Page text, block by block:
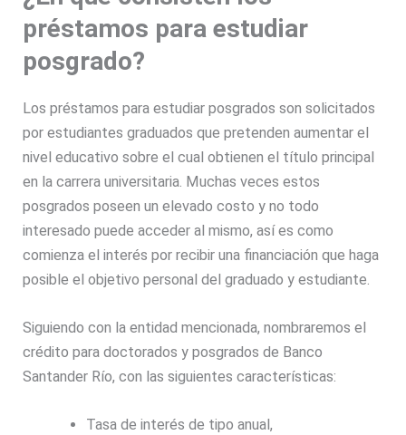
préstamos para estudiar
posgrado?
Los préstamos para estudiar posgrados son solicitados
por estudiantes graduados que pretenden aumentar el
nivel educativo sobre el cual obtienen el título principal
en la carrera universitaria. Muchas veces estos
posgrados poseen un elevado costo y no todo
interesado puede acceder al mismo, así es como
comienza el interés por recibir una financiación que haga
posible el objetivo personal del graduado y estudiante.
Siguiendo con la entidad mencionada, nombraremos el
crédito para doctorados y posgrados de Banco
Santander Río, con las siguientes características:
Tasa de interés de tipo anual,